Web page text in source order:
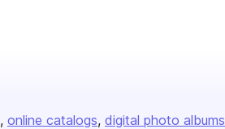
online catalogs digital photo albums